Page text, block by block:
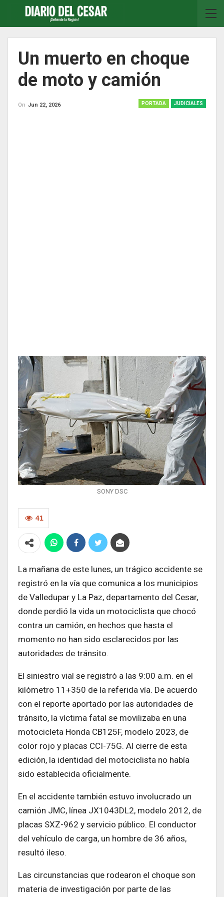
Un muerto en choque
de moto y camión
PORTADA JUDICIALES
On Jun 22, 2026
SONY DSC
41
La mañana de este lunes, un trágico accidente se
registró en la vía que comunica a los municipios
de Valledupar y La Paz, departamento del Cesar,
donde perdió la vida un motociclista que chocó
contra un camión, en hechos que hasta el
momento no han sido esclarecidos por las
autoridades de tránsito.
El siniestro vial se registró a las 9:00 a.m. en el
kilómetro 11+350 de la referida vía. De acuerdo
con el reporte aportado por las autoridades de
tránsito, la víctima fatal se movilizaba en una
motocicleta Honda CB125F, modelo 2023, de
color rojo y placas CCI-75G. Al cierre de esta
edición, la identidad del motociclista no había
sido establecida oficialmente.
En el accidente también estuvo involucrado un
camión JMC, línea JX1043DL2, modelo 2012, de
placas SXZ-962 y servicio público. El conductor
del vehículo de carga, un hombre de 36 años,
resultó ileso.
Las circunstancias que rodearon el choque son
materia de investigación por parte de las